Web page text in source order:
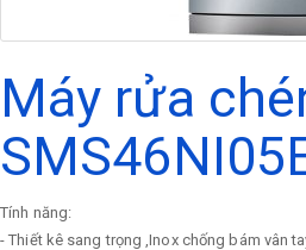
Máy rửa
Tính năng:
- Thiết kê sang trọng ,Inox chống bám vân